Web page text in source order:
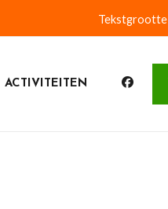
Tekstgrootte
ACTIVITEITEN